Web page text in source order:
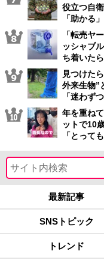
役立つ自
「助かる」
「転売ヤ
ッシャブ
ち着いたら
見つけた
外来生物”
「迷わず
年を重ね
ットで10
「とって
最新記事
SNSトピック
トレンド